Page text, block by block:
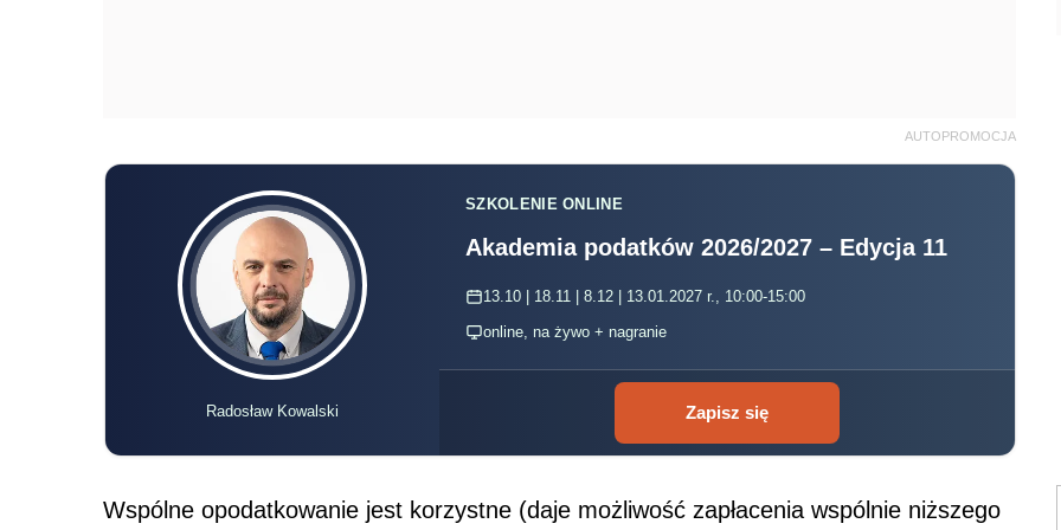
AUTOPROMOCJA
Radosław Kowalski
SZKOLENIE ONLINE
Akademia podatków 2026/2027 – Edycja 11
13.10 | 18.11 | 8.12 | 13.01.2027 r., 10:00-15:00
online, na żywo + nagranie
Zapisz się
Wspólne opodatkowanie jest korzystne (daje możliwość zapłacenia wspólnie niższego